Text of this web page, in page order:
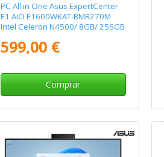
PC All in One Asus ExpertCenter
E1 AiO E1600WKAT-BMR270M
Intel Celeron N4500/ 8GB/ 256GB
Operativo
599,00 €
Comprar